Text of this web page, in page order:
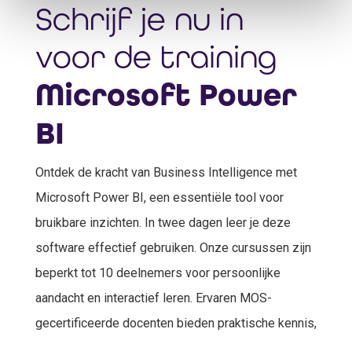
Schrijf je nu in
voor de training
Microsoft Power
BI
Ontdek de kracht van Business Intelligence met
Microsoft Power BI, een essentiële tool voor
bruikbare inzichten. In twee dagen leer je deze
software effectief gebruiken. Onze cursussen zijn
beperkt tot 10 deelnemers voor persoonlijke
aandacht en interactief leren. Ervaren MOS-
gecertificeerde docenten bieden praktische kennis,